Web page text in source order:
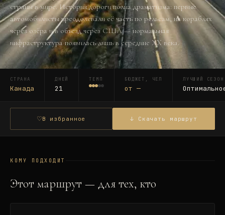
страны в мире. История дороги полна драматизма: первые
автомобилисты преодолевали её часть по рельсам, на кораблях
через озёра и в объезд через США — нормальная
инфраструктура появилась лишь в середине XX века.
СТРАНА
Канада
ДНЕЙ
21
ТЕМП БЮДЖЕТ, ЧЕЛ
от—
ЛУЧШИЙ СЕЗОН
♡В избранное ↓ Скачать маршрут
КОМУ ПОДХОДИТ
Этот маршрут — для тех, кто